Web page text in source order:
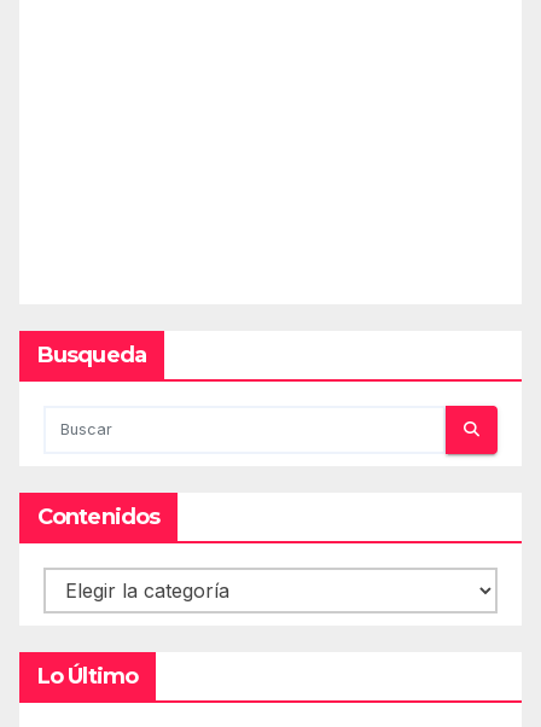
Busqueda
Contenidos
Contenidos
Lo Último